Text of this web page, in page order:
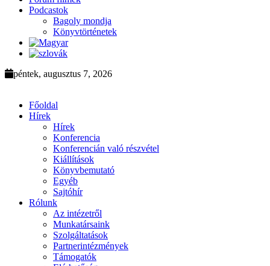
Podcastok
Bagoly mondja
Könyvtörténetek
péntek, augusztus 7, 2026
Főoldal
Hírek
Hírek
Konferencia
Konferencián való részvétel
Kiállítások
Könyvbemutató
Egyéb
Sajtóhír
Rólunk
Az intézetről
Munkatársaink
Szolgáltatások
Partnerintézmények
Támogatók